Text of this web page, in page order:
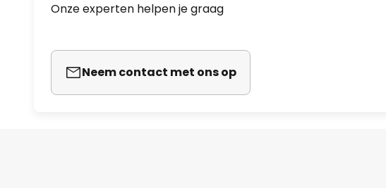
Onze experten helpen je graag
Neem contact met ons op